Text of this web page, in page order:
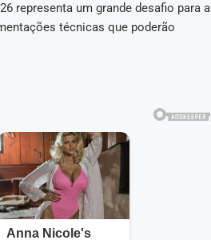
representa um grande desafio para a
técnicas que poderão